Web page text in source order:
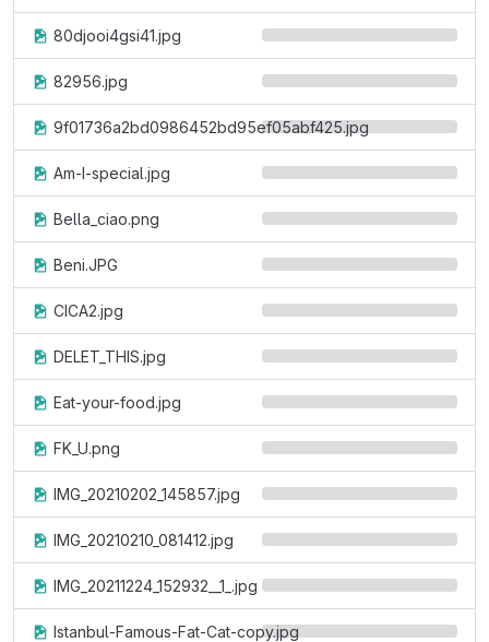
80djooi4gsi41.jpg
82956.jpg
9f01736a2bd0986452bd95ef05abf425.jpg
Am-I-special.jpg
Bella_ciao.png
Beni.JPG
CICA2.jpg
DELET_THIS.jpg
Eat-your-food.jpg
FK_U.png
IMG_20210202_145857.jpg
IMG_20210210_081412.jpg
IMG_20211224_152932__1_.jpg
Istanbul-Famous-Fat-Cat-copy.jpg